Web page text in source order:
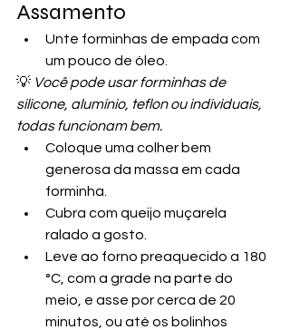
Assamento
Unte forminhas de empada com
um pouco de óleo.
💡 Você pode usar forminhas de
silicone, alumínio, teflon ou individuais,
todas funcionam bem.
Coloque uma colher bem
generosa da massa em cada
forminha.
Cubra com queijo muçarela
ralado a gosto.
Leve ao forno preaquecido a 180
°C, com a grade na parte do
meio, e asse por cerca de 20
minutos, ou até os bolinhos